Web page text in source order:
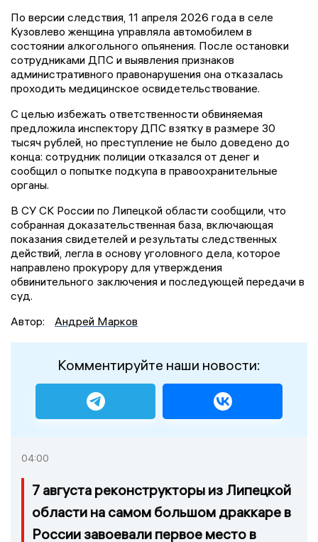
По версии следствия, 11 апреля 2026 года в селе
Кузовлево женщина управляла автомобилем в
состоянии алкогольного опьянения. После остановки
сотрудниками ДПС и выявления признаков
административного правонарушения она отказалась
проходить медицинское освидетельствование.
С целью избежать ответственности обвиняемая
предложила инспектору ДПС взятку в размере 30
тысяч рублей, но преступление не было доведено до
конца: сотрудник полиции отказался от денег и
сообщил о попытке подкупа в правоохранительные
органы.
В СУ СК России по Липецкой области сообщили, что
собранная доказательственная база, включающая
показания свидетелей и результаты следственных
действий, легла в основу уголовного дела, которое
направлено прокурору для утверждения
обвинительного заключения и последующей передачи в
суд.
Автор:
Андрей Марков
Комментируйте наши новости:
04:00
7 августа реконструкторы из Липецкой
области на самом большом драккаре в
России завоевали первое место в